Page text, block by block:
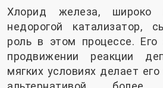
Хлорид железа, широко
недорогой катализатор,
роль в этом процессе. Его
продвижении реакции
мягких условиях делает